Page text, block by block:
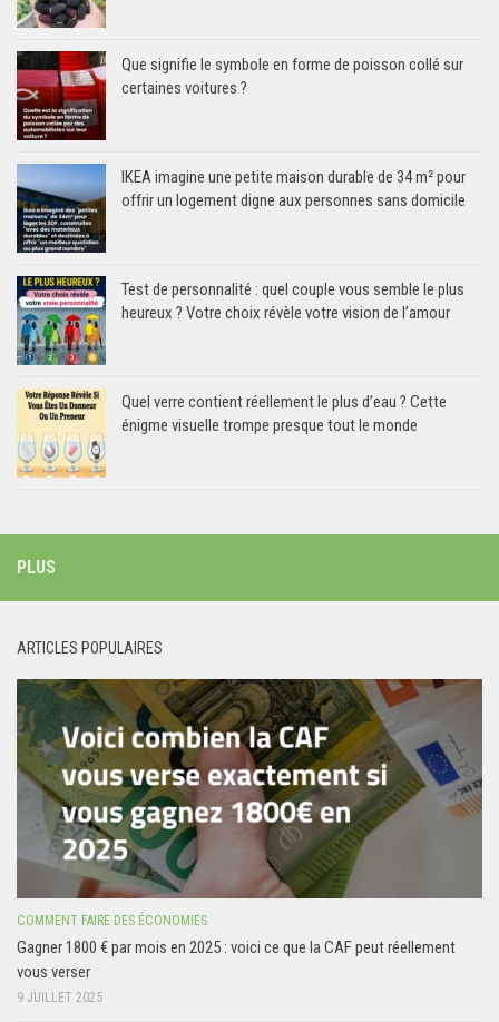
Que signifie le symbole en forme de poisson collé sur
certaines voitures ?
IKEA imagine une petite maison durable de 34 m² pour
offrir un logement digne aux personnes sans domicile
Test de personnalité : quel couple vous semble le plus
heureux ? Votre choix révèle votre vision de l’amour
Quel verre contient réellement le plus d’eau ? Cette
énigme visuelle trompe presque tout le monde
PLUS
ARTICLES POPULAIRES
COMMENT FAIRE DES ÉCONOMIES
Gagner 1800 € par mois en 2025 : voici ce que la CAF peut réellement
vous verser
9 JUILLET 2025